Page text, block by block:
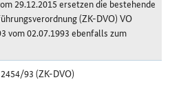
29.12.2015 ersetzen die bestehende
(ZK-DVO) VO
vom 02.07.1993 ebenfalls zum
93 (ZK-DVO)